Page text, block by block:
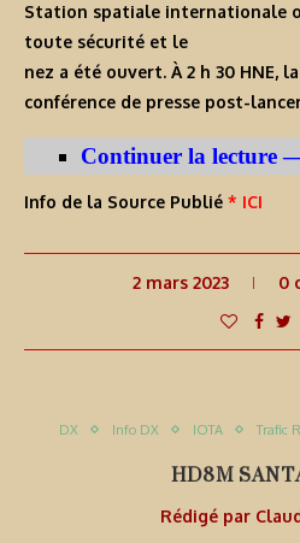
Station spatiale internationale
toute sécurité et le
nez a été ouvert. À 2 h 30 HNE,
conférence de presse post-
Continuer la lecture
Info de la Source Publié * ICI
2 mars 2023 0
DX Info DX IOTA Trafic
HD8M
Rédigé par